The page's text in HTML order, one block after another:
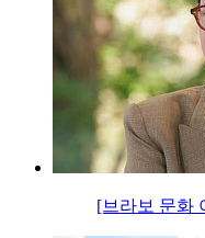
[브라보 문화